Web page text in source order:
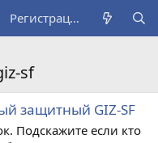
Регистрация
sf
защитный GIZ-SF
Подскажите если кто